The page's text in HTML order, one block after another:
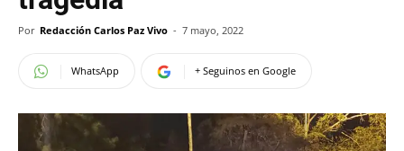
Por Redacción Carlos Paz Vivo - 7 mayo, 2022
WhatsApp + Seguinos en Google